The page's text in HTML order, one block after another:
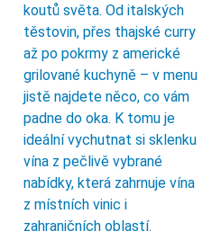
koutů světa. Od italských
těstovin, přes thajské curry
až po pokrmy z americké
grilované kuchyně – v menu
jistě najdete něco, co vám
padne do oka. K tomu je
ideální vychutnat si sklenku
vína z pečlivě vybrané
nabídky, která zahrnuje vína
z místních vinic i
zahraničních oblastí.